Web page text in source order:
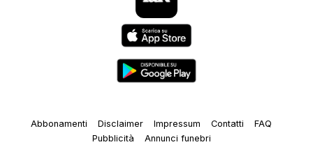
Abbonamenti Disclaimer Impressum Contatti
FAQ
Pubblicità
Annunci funebri